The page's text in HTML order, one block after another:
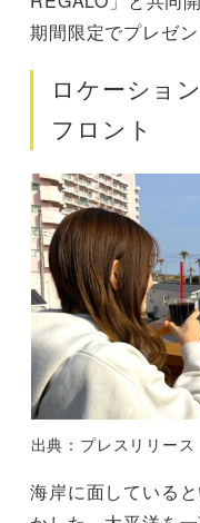
期間限定でプレゼン
ロケーショ
フロント
出典：プレスリリース
海岸に面している